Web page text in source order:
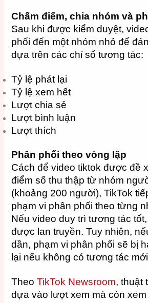
Chấm điểm, chia nhóm và
Sau khi được kiểm duyệt,
phối đến một nhóm nhỏ để
dựa trên các chỉ số tương tác:
Tỷ lệ phát lại
Tỷ lệ xem hết
Lượt chia sẻ
Lượt bình luận
Lượt thích
Phân phối theo vòng lặp
Cách để video tiktok được đề
điểm số thu thập từ nhóm
(khoảng 200 người), TikTok
phạm vi phân phối theo từng
Nếu video duy trì tương tác
được lan truyền. Tuy nhiên,
dần, phạm vi phân phối sẽ bị
lại nếu không có tương tác
TheoTikTok Newsroom, thuật
dựa vào lượt xem mà còn